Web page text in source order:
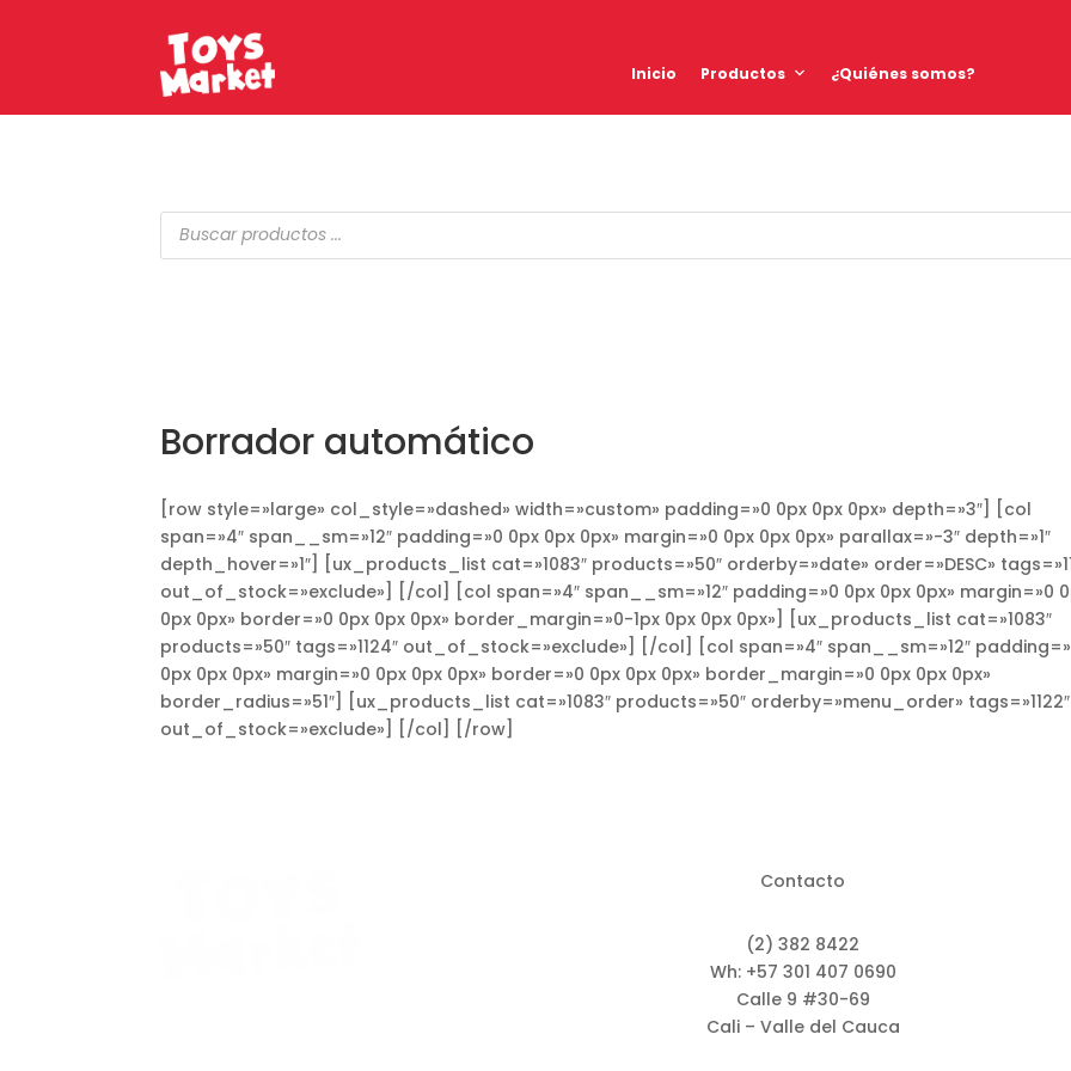
Inicio Productos ¿Quiénes somos?
Búsqueda
de
productos
Borrador automático
[row style=»large» col_style=»dashed» width=»custom» padding=»0 0px 0px 0px» depth=»3″] [col
span=»4″ span__sm=»12″ padding=»0 0px 0px 0px» margin=»0 0px 0px 0px» parallax=»-3″ depth=»1″
depth_hover=»1″] [ux_products_list cat=»1083″ products=»50″ orderby=»date» order=»DESC»
out_of_stock=»exclude»] [/col] [col span=»4″ span__sm=»12″ padding=»0 0px 0px 0px» margin=»0
0px 0px» border=»0 0px 0px 0px» border_margin=»0-1px 0px 0px 0px»] [ux_products_list cat=»1083″
products=»50″ tags=»1124″ out_of_stock=»exclude»] [/col] [col span=»4″ span__sm=»12″
0px 0px 0px» margin=»0 0px 0px 0px» border=»0 0px 0px 0px» border_margin=»0 0px 0px 0px»
border_radius=»51″] [ux_products_list cat=»1083″ products=»50″ orderby=»menu_order» tags=»1122″
out_of_stock=»exclude»] [/col] [/row]
Contacto
(2) 382 8422
Wh: +57 301 407 0690
Calle 9 #30-69
Cali – Valle del Cauca